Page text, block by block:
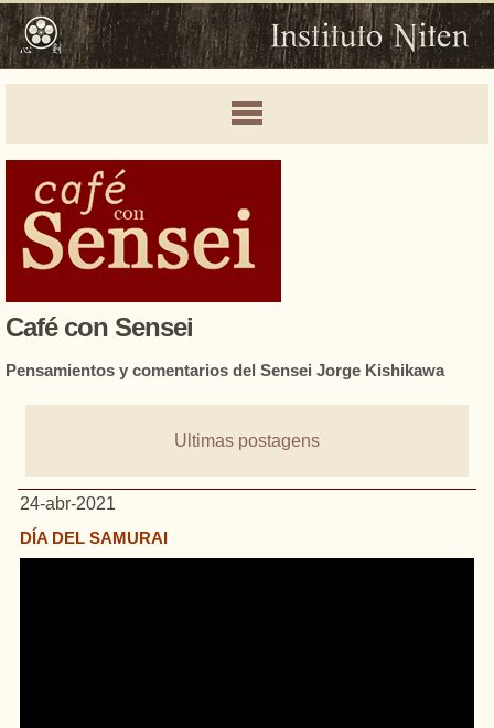
Café con Sensei
Pensamientos y comentarios del Sensei Jorge Kishikawa
Ultimas postagens
24-abr-2021
DÍA DEL SAMURAI